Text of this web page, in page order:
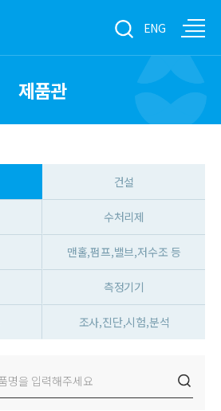
ENG
제품관
건설
수처리제
맨홀,펌프,밸브,저수조 등
측정기기
조사,진단,시험,분석